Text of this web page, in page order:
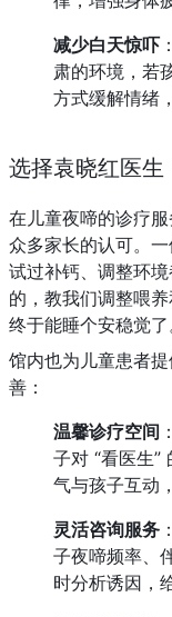
减少白天惊吓
肃的环境，若
方式缓解情绪
选择袁晓红医生
在儿童夜啼的诊疗
众多家长的认可。
试过补钙、调整环
的，教我们调整喂
终于能睡个安稳觉了
馆内也为儿童患者
善：
温馨诊疗空间
子对 “看医生”
气与孩子互动
灵活咨询服务
子夜啼频率、
时分析诱因，